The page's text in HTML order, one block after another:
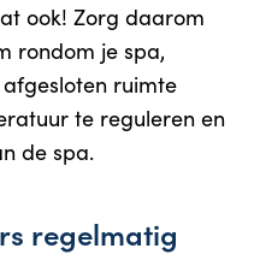
ook! Zorg daarom
rondom je spa,
ruimte
te reguleren en
de spa.
regelmatig